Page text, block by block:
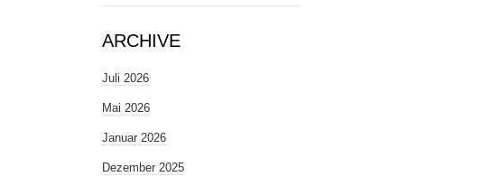
ARCHIVE
Juli 2026
Mai 2026
Januar 2026
Dezember 2025